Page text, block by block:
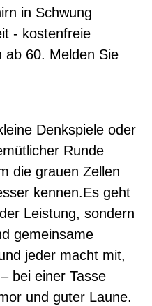
in Schwung
- kostenfreie
ab 60. Melden Sie
Denkspiele oder
Runde
die grauen Zellen
kennen.Es geht
Leistung, sondern
gemeinsame
jeder macht mit,
bei einer Tasse
und guter Laune.